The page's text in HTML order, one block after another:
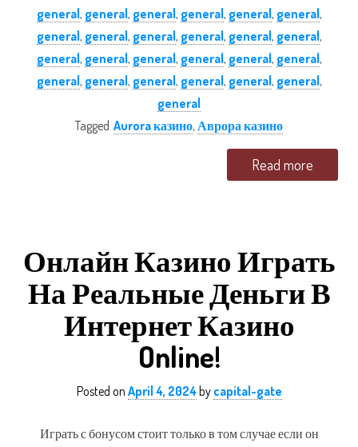
general, general, general, general, general, general,
general, general, general, general, general, general,
general, general, general, general, general, general,
general, general, general, general, general, general,
general
Tagged Aurora казино, Аврора казино
Read more
Онлайн Казино Играть
На Реальные Деньги В
Интернет Казино
Online!
Posted on April 4, 2024by capital-gate
Играть с бонусом стоит только в том случае если он